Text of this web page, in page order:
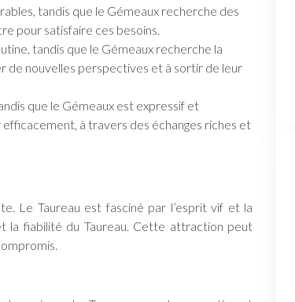
tandis que le Gémeaux recherche des
pour satisfaire ces besoins.
tandis que le Gémeaux recherche la
de nouvelles perspectives et à sortir de leur
que le Gémeaux est expressif et
à travers des échanges riches et
Le Taureau est fasciné par l’esprit vif et la
la fiabilité du Taureau. Cette attraction peut